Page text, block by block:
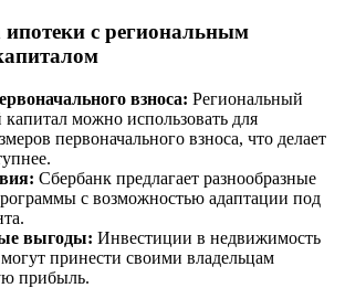
с региональным
взноса: Региональный
можно использовать для
первоначального взноса, что делает
Сбербанк предлагает разнообразные
с возможностью адаптации под
выгоды: Инвестиции в недвижимость
принести своими владельцам
прибыль.